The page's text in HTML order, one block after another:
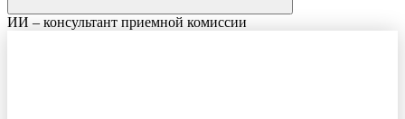
ИИ – консультант приемной комиссии